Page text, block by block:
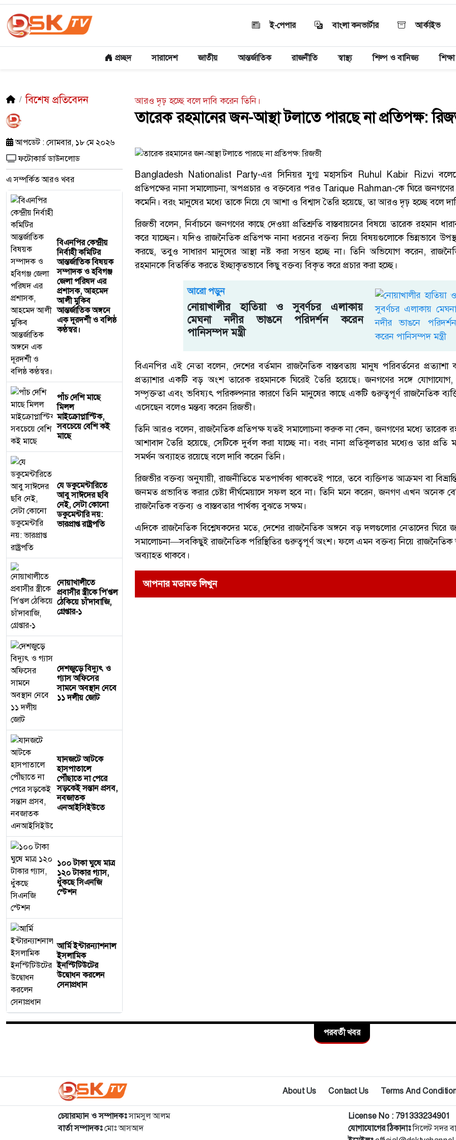
ই-পেপার বাংলা কনভার্টার আর্কাইভ
প্রচ্ছদ সারাদেশ জাতীয় আন্তর্জাতিক রাজনীতি স্বাস্থ্য শিল্প ও বানিজ্য শিক্ষা
বিশেষ প্রতিবেদন
আপডেট : সোমবার, ১৮ মে ২০২৬
ফটোকার্ড ডাউনলোড
এ সম্পর্কিত আরও খবর
বিএনপির কেন্দ্রীয়
নির্বাহী কমিটির
আন্তর্জাতিক বিষয়ক
সম্পাদক ও হবিগঞ্জ
জেলা পরিষদ এর
প্রশাসক, ​আহমেদ
আলী মুকিব
আন্তর্জাতিক অঙ্গনে
এক দূরদর্শী ও বলিষ্ঠ
কণ্ঠস্বর।
পাঁচ দেশি মাছে
মিলল
মাইক্রোপ্লাস্টিক,
সবচেয়ে বেশি কই
মাছে
যে ডকুমেন্টারিতে
আবু সাঈদের ছবি
নেই, সেটা কোনো
ডকুমেন্টারি নয়:
ভারপ্রাপ্ত রাষ্ট্রপতি
নোয়াখালীতে
প্রবাসীর স্ত্রীকে পি'প্তল
ঠেকিয়ে চাঁ'দাবাজি,
গ্রেপ্তার-১
দেশজুড়ে বিদ্যুৎ ও
গ্যাস অফিসের
সামনে অবস্থান নেবে
১১ দলীয় জোট
যানজটে আটকে
হাসপাতালে
পৌঁছাতে না পেরে
সড়কেই সন্তান প্রসব,
নবজাতক
এনআইসিইউতে
১০০ টাকা ঘুষে মাত্র
১২০ টাকার গ্যাস,
ধুঁকছে সিএনজি
স্টেশন
আর্মি ইন্টারন্যাশনাল
ইসলামিক
ইনস্টিটিউটের
উদ্বোধন করলেন
সেনাপ্রধান
আরও দৃঢ় হচ্ছে বলে দাবি করেন তিনি।
তারেক রহমানের জন-আস্থা টলাতে পারছে না প্রতিপক্ষ:
Bangladesh Nationalist Party-এর সিনিয়র যুগ্ম মহাসচিব Ruhul Kabir Rizvi
প্রতিপক্ষের নানা সমালোচনা, অপপ্রচার ও বক্তব্যের পরও Tarique Rahman-কে ঘিরে জনগণের
কমেনি। বরং মানুষের মধ্যে তাকে নিয়ে যে আশা ও বিশ্বাস তৈরি হয়েছে, তা আরও দৃঢ় হচ্ছে বলে
রিজভী বলেন, নির্বাচনে জনগণের কাছে দেওয়া প্রতিশ্রুতি বাস্তবায়নের বিষয়ে তারেক রহমান
করে যাচ্ছেন। যদিও রাজনৈতিক প্রতিপক্ষ নানা ধরনের বক্তব্য দিয়ে বিষয়গুলোকে ভিন্নভাবে
করছে, তবুও সাধারণ মানুষের আস্থা নষ্ট করা সম্ভব হচ্ছে না। তিনি অভিযোগ করেন,
রহমানকে বিতর্কিত করতে ইচ্ছাকৃতভাবে কিছু বক্তব্য বিকৃত করে প্রচার করা হচ্ছে।
আরো পড়ুন
নোয়াখালীর হাতিয়া ও সুবর্ণচর এলাকায়
মেঘনা নদীর ভাঙনে পরিদর্শন করেন
পানিসম্পদ মন্ত্রী
বিএনপির এই নেতা বলেন, দেশের বর্তমান রাজনৈতিক বাস্তবতায় মানুষ পরিবর্তনের
প্রত্যাশার একটি বড় অংশ তারেক রহমানকে ঘিরেই তৈরি হয়েছে। জনগণের সঙ্গে যোগাযোগ,
সম্পৃক্ততা এবং ভবিষ্যৎ পরিকল্পনার কারণে তিনি মানুষের কাছে একটি গুরুত্বপূর্ণ রাজনৈতিক
এসেছেন বলেও মন্তব্য করেন রিজভী।
তিনি আরও বলেন, রাজনৈতিক প্রতিপক্ষ যতই সমালোচনা করুক না কেন, জনগণের মধ্যে তারেক
আশাবাদ তৈরি হয়েছে, সেটিকে দুর্বল করা যাচ্ছে না। বরং নানা প্রতিকূলতার মধ্যেও তার প্রতি
সমর্থন অব্যাহত রয়েছে বলে দাবি করেন তিনি।
রিজভীর বক্তব্য অনুযায়ী, রাজনীতিতে মতপার্থক্য থাকতেই পারে, তবে ব্যক্তিগত আক্রমণ বা
জনমত প্রভাবিত করার চেষ্টা দীর্ঘমেয়াদে সফল হবে না। তিনি মনে করেন, জনগণ এখন অনেক
রাজনৈতিক বক্তব্য ও বাস্তবতার পার্থক্য বুঝতে সক্ষম।
এদিকে রাজনৈতিক বিশ্লেষকদের মতে, দেশের রাজনৈতিক অঙ্গনে বড় দলগুলোর নেতাদের
সমালোচনা—সবকিছুই রাজনৈতিক পরিস্থিতির গুরুত্বপূর্ণ অংশ। ফলে এমন বক্তব্য নিয়ে
অব্যাহত থাকবে।
আপনার মতামত লিখুন
পরবর্তী খবর
About Us Contact Us Terms And
চেয়ারম্যান ও সম্পাদকঃসামসুল আলম
বার্তা সম্পাদকঃমোঃ আসআদ
License No : 791333234901
যোগাযোগের ঠিকানাঃসিলেট সদর